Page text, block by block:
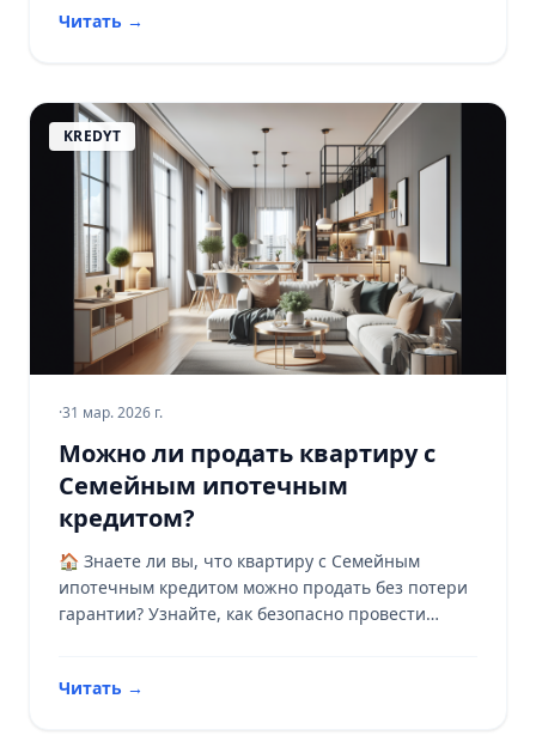
Читать →
KREDYT
·31 мар. 2026 г.
Можно ли продать квартиру с
Семейным ипотечным
кредитом?
🏠 Знаете ли вы, что квартиру с Семейным
ипотечным кредитом можно продать без потери
гарантии? Узнайте, как безопасно провести
Читать →